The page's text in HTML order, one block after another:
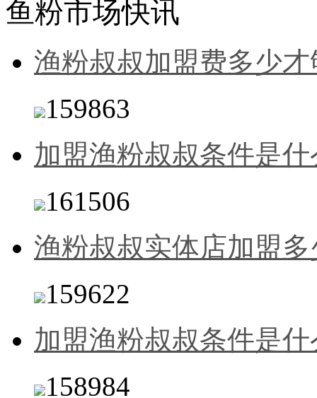
鱼粉市场快讯
渔粉叔叔加盟费多少
159863
加盟渔粉叔叔条件是
161506
渔粉叔叔实体店加盟
159622
加盟渔粉叔叔条件是
158984